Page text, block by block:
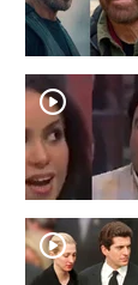
player2
player2